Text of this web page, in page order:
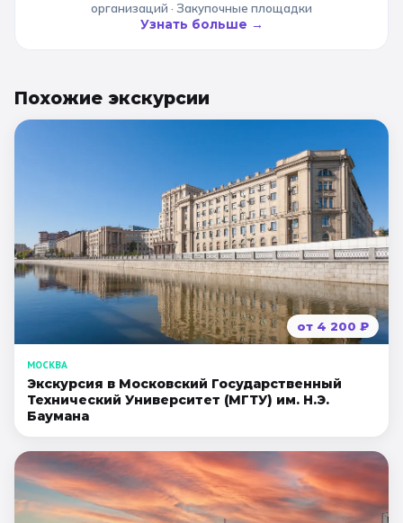
организаций · Закупочные площадки
Узнать больше →
Похожие экскурсии
от 4 200 ₽
МОСКВА
Экскурсия в Московский Государственный
Технический Университет (МГТУ) им. Н.Э.
Баумана